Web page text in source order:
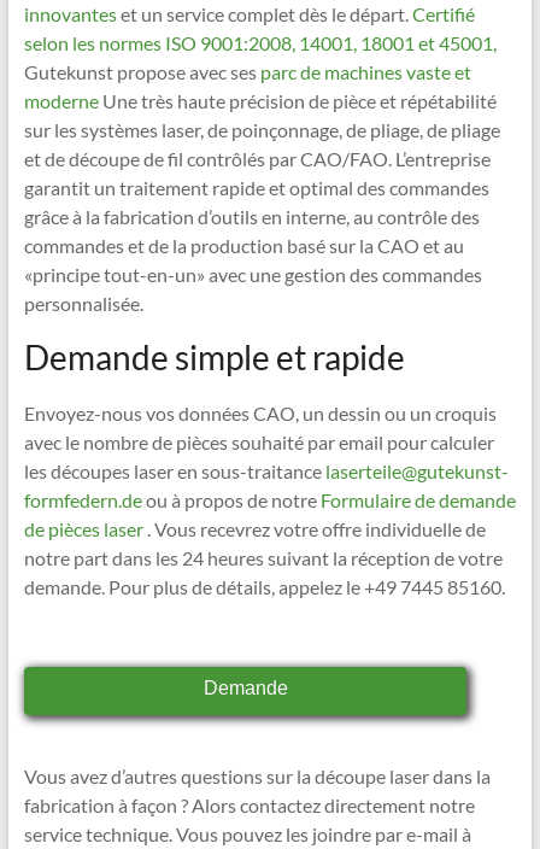
innovanteset un service complet dès le départ.Certifié
selon les normes ISO 9001:2008, 14001, 18001 et 45001,
Gutekunst propose avec ses parc de machines vaste et
moderneUne très haute précision de pièce et répétabilité
sur les systèmes laser, de poinçonnage, de pliage, de pliage
et de découpe de fil contrôlés par CAO/FAO. L’entreprise
garantit un traitement rapide et optimal des commandes
grâce à la fabrication d’outils en interne, au contrôle des
commandes et de la production basé sur la CAO et au
«principe tout-en-un» avec une gestion des commandes
personnalisée.
Demande simple et rapide
Envoyez-nous vos données CAO, un dessin ou un croquis
avec le nombre de pièces souhaité par email pour calculer
les découpes laser en sous-traitancelaserteile@gutekunst-
formfedern.deou à propos de notreFormulaire de demande
de pièces laser. Vous recevrez votre offre individuelle de
notre part dans les 24 heures suivant la réception de votre
demande. Pour plus de détails, appelez le +49 7445 85160.
Demande
Vous avez d’autres questions sur la découpe laser dans la
fabrication à façon ? Alors contactez directement notre
service technique. Vous pouvez les joindre par e-mail à